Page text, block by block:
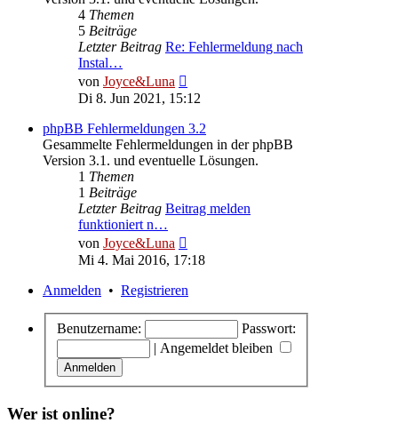
4 Themen
5 Beiträge
Letzter Beitrag Re: Fehlermeldung nach
Instal…
von Joyce&Luna
Beitrag
Di 8. Jun 2021, 15:12
phpBB Fehlermeldungen 3.2
Gesammelte Fehlermeldungen in der phpBB
Version 3.1. und eventuelle Lösungen.
1 Themen
1 Beiträge
Letzter Beitrag Beitrag melden
funktioniert n…
von Joyce&Luna
Beitrag
Mi 4. Mai 2016, 17:18
Anmelden • Registrieren
Benutzername:
Passwort:
| Angemeldet bleiben
Wer ist online?